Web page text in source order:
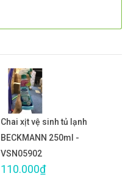
Chai xịt vệ sinh tủ lạnh
BECKMANN 250ml -
VSN05902
110.000₫